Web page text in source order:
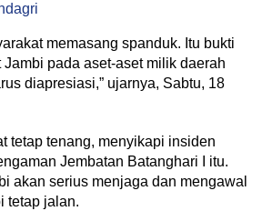
memasang spanduk. Itu bukti
pada aset-aset milik daerah
diapresiasi,” ujarnya, Sabtu, 18
tetap tenang, menyikapi insiden
Jembatan Batanghari I itu.
akan serius menjaga dan mengawal
tetap jalan.